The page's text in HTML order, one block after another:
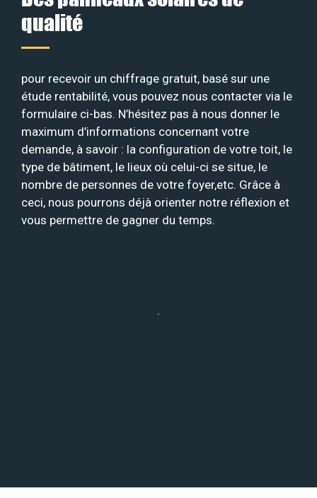
qualité
pour recevoir un chiffrage gratuit, basé sur une
étude rentabilité, vous pouvez nous contacter via le
formulaire ci-bas. N’hésitez pas à nous donner le
maximum d’informations concernant votre
demande, à savoir : la configuration de votre toit, le
type de bâtiment, le lieux où celui-ci se situe, le
nombre de personnes de votre foyer,etc. Grâce à
ceci, nous pourrons déjà orienter notre réflexion et
vous permettre de gagner du temps.